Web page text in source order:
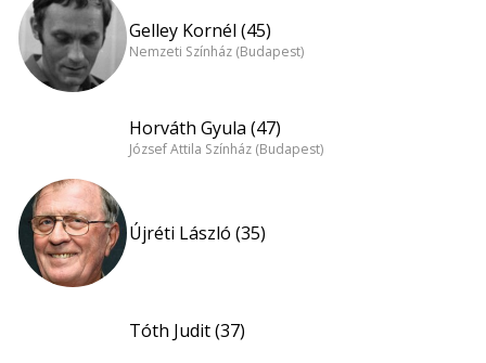
Gelley Kornél (45)
Nemzeti Színház (Budapest)
Horváth Gyula (47)
József Attila Színház (Budapest)
Újréti László (35)
Tóth Judit (37)